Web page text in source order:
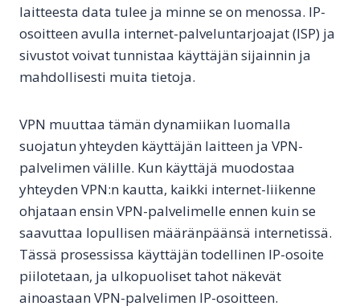
laitteesta data tulee ja minne se on menossa. IP-
osoitteen avulla internet-palveluntarjoajat (ISP) ja
sivustot voivat tunnistaa käyttäjän sijainnin ja
mahdollisesti muita tietoja.
VPN muuttaa tämän dynamiikan luomalla
suojatun yhteyden käyttäjän laitteen ja VPN-
palvelimen välille. Kun käyttäjä muodostaa
yhteyden VPN:n kautta, kaikki internet-liikenne
ohjataan ensin VPN-palvelimelle ennen kuin se
saavuttaa lopullisen määränpäänsä internetissä.
Tässä prosessissa käyttäjän todellinen IP-osoite
piilotetaan, ja ulkopuoliset tahot näkevät
ainoastaan VPN-palvelimen IP-osoitteen.